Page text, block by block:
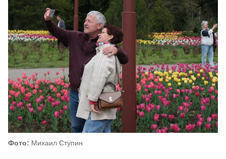
Фото: Михаил Ступин